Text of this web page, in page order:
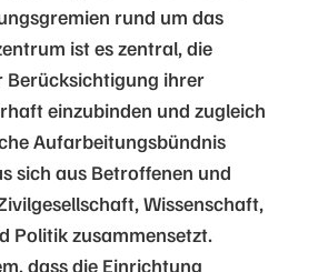
rund um das
ist es zentral, die
Berücksichtigung ihrer
einzubinden und zugleich
Aufarbeitungsbündnis
sich aus Betroffenen und
Wissenschaft,
Politik zusammensetzt.
dass die Einrichtung